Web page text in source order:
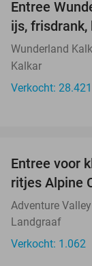
Entree
ijs,
Wunderland
Kalkar
Verkocht: 28.421
Entree voor
ritjes Alpine
Adventure
Landgraaf
Verkocht: 1.062